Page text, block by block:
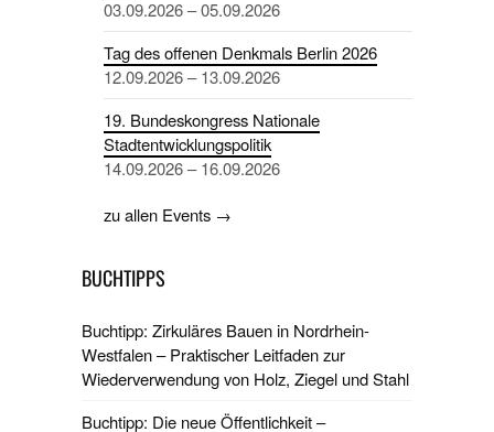
03.09.2026 – 05.09.2026
Tag des offenen Denkmals Berlin 2026
12.09.2026 – 13.09.2026
19. Bundeskongress Nationale
Stadtentwicklungspolitik
14.09.2026 – 16.09.2026
zu allen Events →
BUCHTIPPS
Buchtipp: Zirkuläres Bauen in Nordrhein-
Westfalen – Praktischer Leitfaden zur
Wiederverwendung von Holz, Ziegel und Stahl
Buchtipp: Die neue Öffentlichkeit –